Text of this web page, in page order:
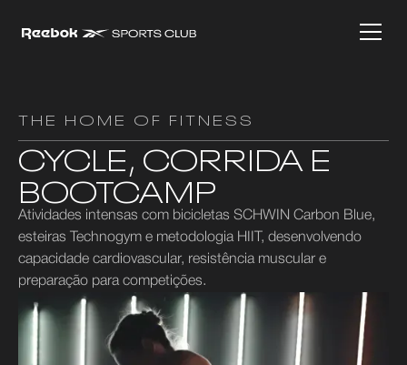
THE HOME OF FITNESS
CYCLE, CORRIDA E
BOOTCAMP
Atividades intensas com bicicletas SCHWIN Carbon Blue,
esteiras Technogym e metodologia HIIT, desenvolvendo
capacidade cardiovascular, resistência muscular e
preparação para competições.